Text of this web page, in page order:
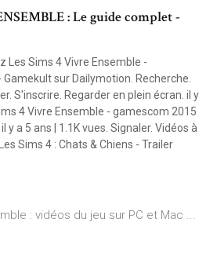
: Le guide complet -
Les Sims 4 Vivre Ensemble -
sur Dailymotion. Recherche.
S'inscrire. Regarder en plein écran. il y
4 Vivre Ensemble - gamescom 2015
y a 5 ans | 1.1K vues. Signaler. Vidéos à
Sims 4 : Chats & Chiens - Trailer
: vidéos du jeu sur PC et Mac ...